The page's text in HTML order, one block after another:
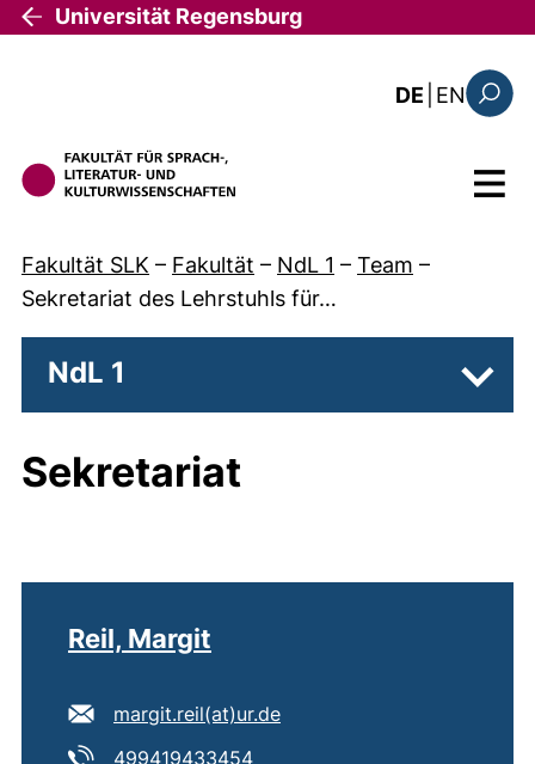
Direkt zum Inhalt
Universität Regensburg
DE EN: this
Menü
Fakultät SLK – Fakultät – NdL 1 – Team –
Sekretariat des Lehrstuhls für…
NdL 1
Sekretariat
Reil, Margit
E-Mail Adresse:
margit.reil​(at)​ur.de(öffnet Ihr E-Mail-
Tel:
499419433454(startet einen Telefonanruf,